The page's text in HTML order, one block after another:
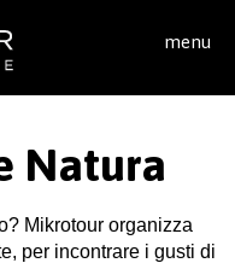
menu
Natura
Mikrotour organizza
per incontrare i gusti di